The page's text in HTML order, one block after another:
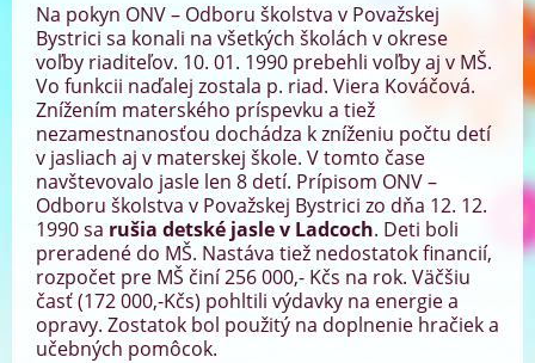
Na pokyn ONV – Odboru školstva v Považskej
Bystrici sa konali na všetkých školách v okrese
voľby riaditeľov. 10. 01. 1990 prebehli voľby aj v MŠ.
Vo funkcii naďalej zostala p. riad. Viera Kováčová.
Znížením materského príspevku a tiež
nezamestnanosťou dochádza k zníženiu počtu detí
v jasliach aj v materskej škole. V tomto čase
navštevovalo jasle len 8 detí. Prípisom ONV –
Odboru školstva v Považskej Bystrici zo dňa 12. 12.
1990 sa rušia detské jasle v Ladcoch. Deti boli
preradené do MŠ. Nastáva tiež nedostatok financií,
rozpočet pre MŠ činí 256 000,- Kčs na rok. Väčšiu
časť (172 000,-Kčs) pohltili výdavky na energie a
opravy. Zostatok bol použitý na doplnenie hračiek a
učebných pomôcok.